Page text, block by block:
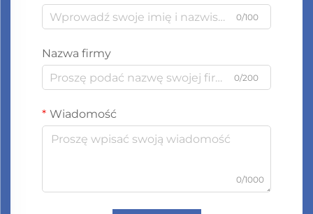
0/100
Nazwa firmy
0/200
Wiadomość
0/1000